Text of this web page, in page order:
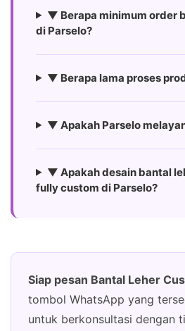
▼ Berapa minimum order
di Parselo?
▼ Berapa lama proses
▼ Apakah Parselo
▼ Apakah desain bantal
fully custom di Parselo?
Siap pesan Bantal Leher
tombol WhatsApp yang
untuk berkonsultasi dengan